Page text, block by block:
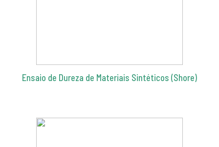
Ensaio de Dureza de Materiais Sintéticos (Shore)